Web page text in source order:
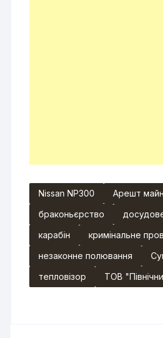
Nissan NP300
Арешт
браконьєрство
карабін
кримінальне
незаконне полювання
тепловізор
ТОВ